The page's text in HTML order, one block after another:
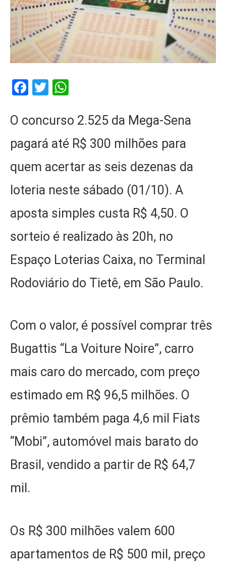
Facebook
Twitter
O concurso 2.525 da Mega-Sena
pagará até R$ 300 milhões para
quem acertar as seis dezenas da
loteria neste sábado (01/10). A
aposta simples custa R$ 4,50. O
sorteio é realizado às 20h, no
Espaço Loterias Caixa, no Terminal
Rodoviário do Tietê, em São Paulo.
Com o valor, é possível comprar três
Bugattis “La Voiture Noire”, carro
mais caro do mercado, com preço
estimado em R$ 96,5 milhões. O
prêmio também paga 4,6 mil Fiats
“Mobi”, automóvel mais barato do
Brasil, vendido a partir de R$ 64,7
mil.
Os R$ 300 milhões valem 600
apartamentos de R$ 500 mil, preço